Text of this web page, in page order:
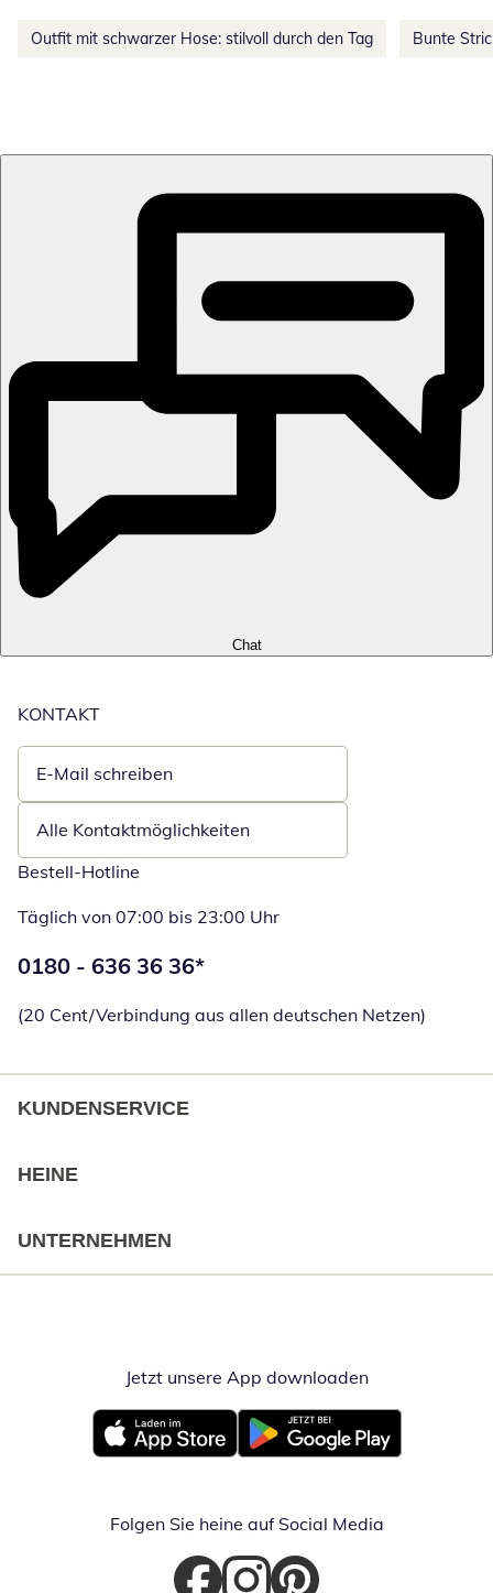
Outfit mit schwarzer Hose: stilvoll durch den Tag Bunte
Chat
KONTAKT
E-Mail schreiben
Öffnet E-Mail-Client
Alle Kontaktmöglichkeiten
Bestell-Hotline
Täglich von 07:00 bis 23:00 Uhr
Telefonnummer:
0180 - 636 36 36*
(20 Cent/Verbindung aus allen deutschen Netzen)
KUNDENSERVICE
HEINE
UNTERNEHMEN
Jetzt unsere App downloadenÖffnet in
Öffnet in neuem FensterÖffnet in neuem Fenster
Folgen Sie heine auf Social Media